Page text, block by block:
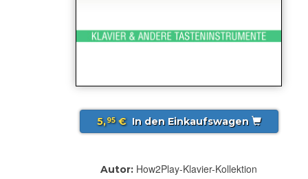
5,95€ In den Einkaufswagen
Autor: How2Play-Klavier-Kollektion